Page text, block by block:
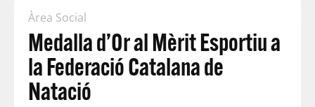
Àrea Social
Medalla d’Or al Mèrit Esportiu a
la Federació Catalana de
Natació